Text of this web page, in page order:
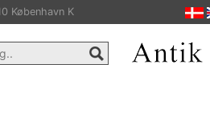
København K